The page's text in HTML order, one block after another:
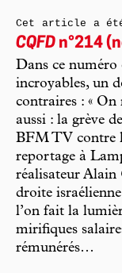
Cet article a
CQFD n°214
Dans ce numéro
incroyables, un
contraires : « On
aussi : la grève
BFM TV contre
reportage à
réalisateur Alain
droite
l’on fait la
mirifiques
rémunérés…